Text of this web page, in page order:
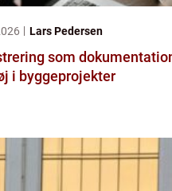
Lars Pedersen
som
i byggeprojekter